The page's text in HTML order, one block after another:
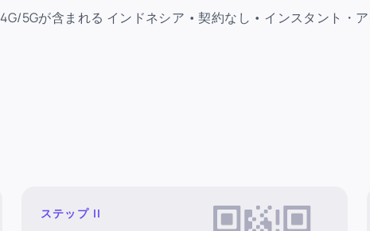
5Gが含まれる インドネシア • 契約なし • インスタント・
ステップ II